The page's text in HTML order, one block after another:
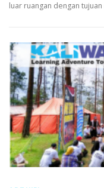
luar ruangan dengan